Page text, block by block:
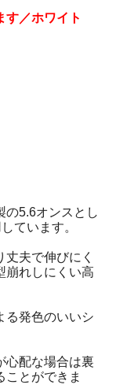
／ホワイト
の5.6オンスとし
ています。
夫で伸びにく
崩れしにくい高
る発色のいいシ
心配な場合は裏
ことができま